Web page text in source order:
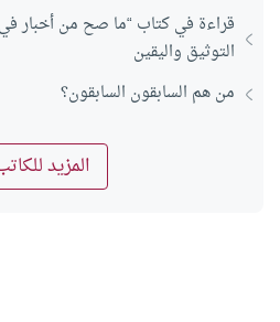
قراءة في كتاب “ما صح من أخبار في
التوثيق واليقين
من هم السابقون السابقون؟
المزيد